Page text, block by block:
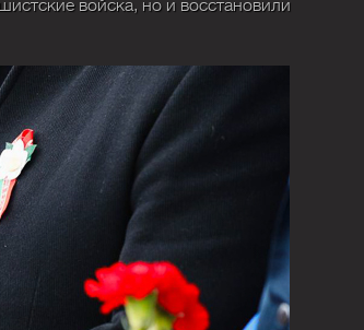
войска, но и восстановили